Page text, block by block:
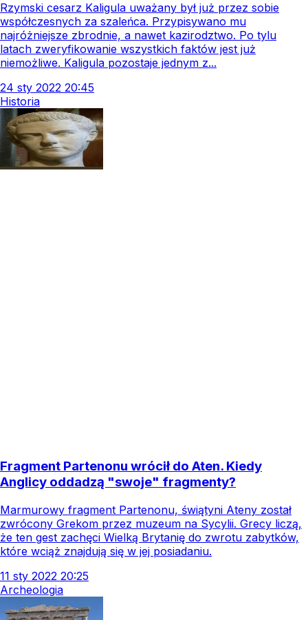
Rzymski cesarz Kaligula uważany był już przez sobie
współczesnych za szaleńca. Przypisywano mu
najróżniejsze zbrodnie, a nawet kazirodztwo. Po tylu
latach zweryfikowanie wszystkich faktów jest już
niemożliwe. Kaligula pozostaje jednym z...
24 sty 2022 20:45
Historia
Fragment Partenonu wrócił do Aten. Kiedy
Anglicy oddadzą "swoje" fragmenty?
Marmurowy fragment Partenonu, świątyni Ateny został
zwrócony Grekom przez muzeum na Sycylii. Grecy liczą,
że ten gest zachęci Wielką Brytanię do zwrotu zabytków,
które wciąż znajdują się w jej posiadaniu.
11 sty 2022 20:25
Archeologia